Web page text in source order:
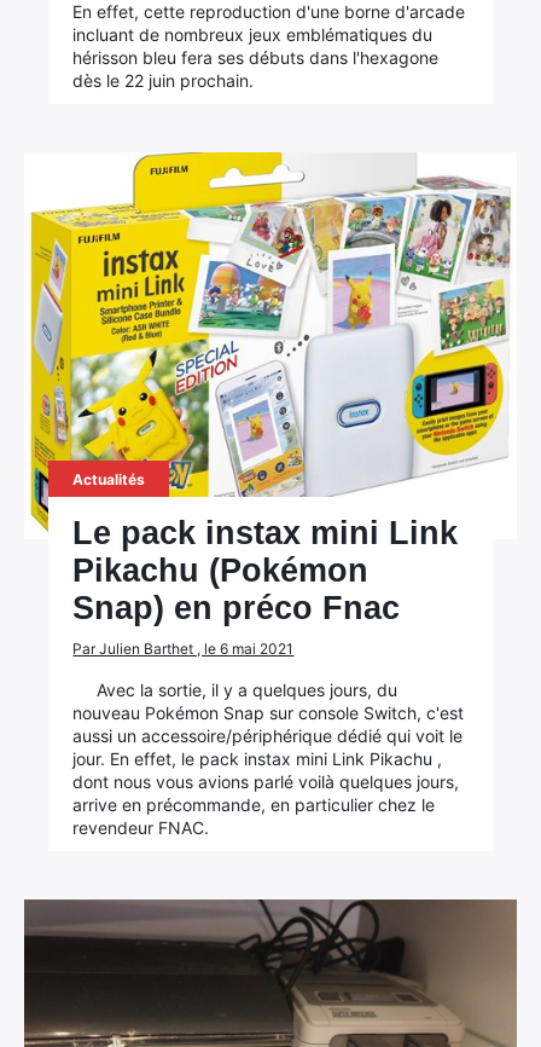
En effet, cette reproduction d'une borne d'arcade
incluant de nombreux jeux emblématiques du
hérisson bleu fera ses débuts dans l'hexagone
dès le 22 juin prochain.
Actualités
Le pack instax mini Link
Pikachu (Pokémon
Snap) en préco Fnac
Par Julien Barthet , le 6 mai 2021
Avec la sortie, il y a quelques jours, du
nouveau Pokémon Snap sur console Switch, c'est
aussi un accessoire/périphérique dédié qui voit le
jour. En effet, le pack instax mini Link Pikachu ,
dont nous vous avions parlé voilà quelques jours,
arrive en précommande, en particulier chez le
revendeur FNAC.